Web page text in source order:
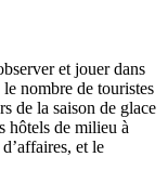
et jouer dans
nombre de touristes
de la saison de glace
hôtels de milieu à
et le